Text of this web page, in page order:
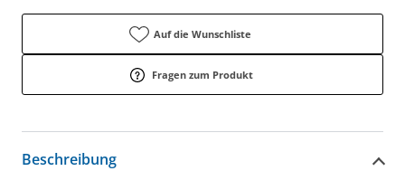
Auf die Wunschliste
Fragen zum Produkt
Beschreibung